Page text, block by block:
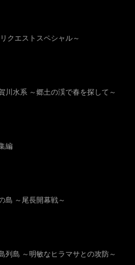
クエストスペシャル～
川水系 ～郷土の渓で春を探して～
編
島 ～尾長開幕戦～
列島 ～明敏なヒラマサとの攻防～